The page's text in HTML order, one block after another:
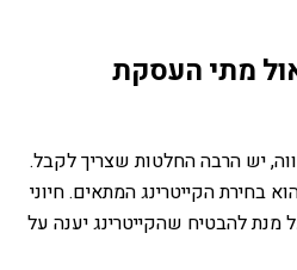
מתי העסקת
יש הרבה החלטות שצריך לקבל.
בחירת הקייטרינג המתאים. חיוני
להבטיח שהקייטרינג יענה על